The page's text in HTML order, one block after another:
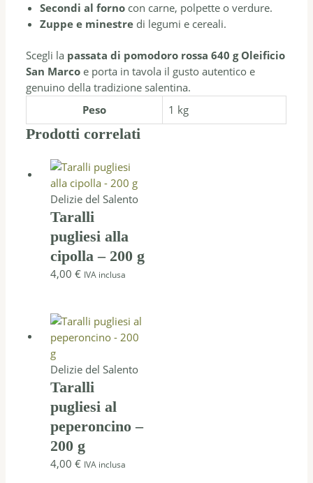
Secondi al forno con carne, polpette o verdure.
Zuppe e minestre di legumi e cereali.
Scegli la passata di pomodoro rossa 640 g Oleificio
San Marco e porta in tavola il gusto autentico e
genuino della tradizione salentina.
Peso
1 kg
Prodotti correlati
Delizie del Salento
Taralli
pugliesi alla
cipolla – 200 g
4,00 € IVA inclusa
Delizie del Salento
Taralli
pugliesi al
peperoncino –
200 g
4,00 € IVA inclusa